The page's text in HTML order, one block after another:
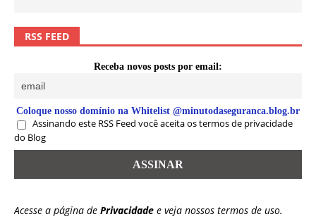
RSS FEED
Receba novos posts por email:
Coloque nosso domínio na Whitelist @minutodaseguranca.blog.br
Assinando este RSS Feed você aceita os termos de privacidade
do Blog
Acesse a página de Privacidade e veja nossos termos de uso.